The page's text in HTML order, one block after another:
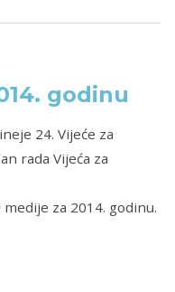
godinu
24. Vijeće za
rada Vijeća za
za 2014. godinu.